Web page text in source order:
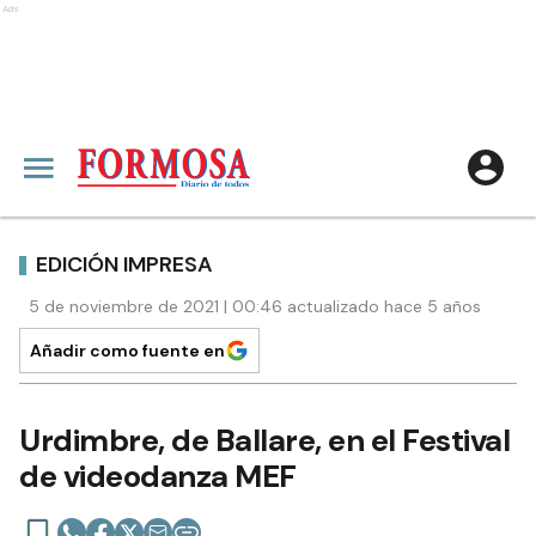
Ads
EDICIÓN IMPRESA
5 de noviembre de 2021 | 00:46 actualizado hace 5 años
Añadir como fuente en
Urdimbre, de Ballare, en el Festival
de videodanza MEF